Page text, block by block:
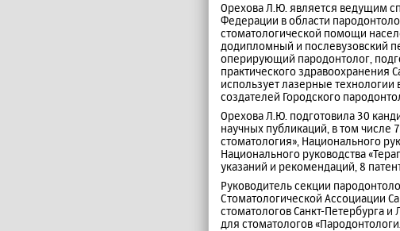
Орехова Л.Ю. является ведущим
Федерации в области
стоматологической помощи
додипломный и послевузовский
оперирующий пародонтолог,
практического здравоохранения
использует лазерные технологии
создателей Городского
Орехова Л.Ю. подготовила 30
научных публикаций, в том числе
стоматология», Национального
Национального руководства
указаний и рекомендаций, 8
Руководитель секции
Стоматологической Ассоциации
стоматологов Санкт-Петербурга
для стоматологов